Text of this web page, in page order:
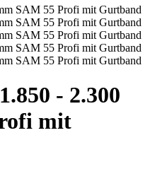
- 2.300
mit